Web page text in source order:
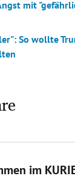
mit
So wollte